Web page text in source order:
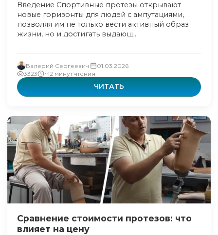
Введение Спортивные протезы открывают
новые горизонты для людей с ампутациями,
позволяя им не только вести активный образ
жизни, но и достигать выдающ...
Валерий Сергеевич
01.03.2026
3323
~12 минут чтения
ЧИТАТЬ
Cравнение стоимости протезов: что
влияет на цену